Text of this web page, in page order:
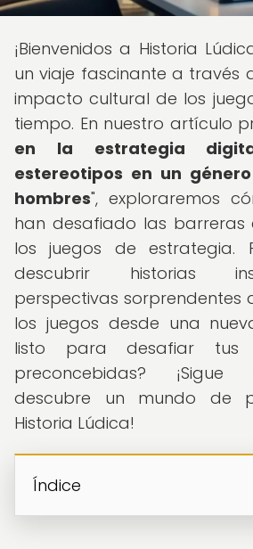
¡Bienvenidos a Historia
un viaje fascinante a través
impacto cultural de los
tiempo. En nuestro artículo
en la estrategia
estereotipos en un
hombres", exploraremos
han desafiado las barreras
los juegos de estrategia.
descubrir historias
perspectivas sorprendentes
los juegos desde una
listo para desafiar tus
preconcebidas?
descubre un mundo de
Historia Lúdica!
Índice